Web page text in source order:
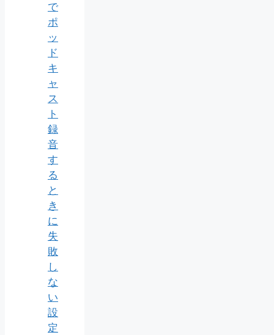
で
ポ
ッ
ド
キ
ャ
ス
ト
録
音
す
る
と
き
に
失
敗
し
な
い
設
定